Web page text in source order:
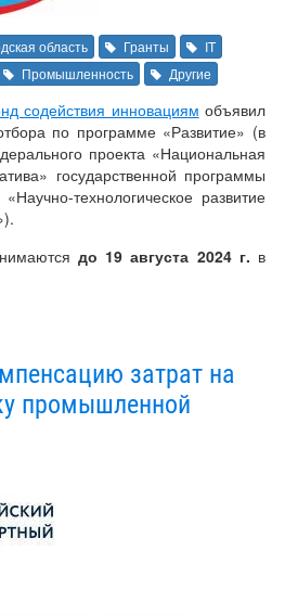
область Гранты
IT
Промышленность Другие
содействия инновациям объявил
по программе «Развитие» (в
проекта «Национальная
государственной программы
технологическое развитие
до 19 августа 2024 г. в
затрат на
промышленной